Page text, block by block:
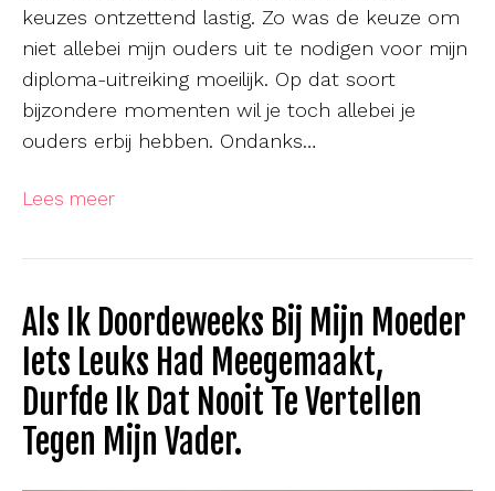
keuzes ontzettend lastig. Zo was de keuze om
niet allebei mijn ouders uit te nodigen voor mijn
diploma-uitreiking moeilijk. Op dat soort
bijzondere momenten wil je toch allebei je
ouders erbij hebben. Ondanks…
Lees meer
Als Ik Doordeweeks Bij Mijn Moeder
Iets Leuks Had Meegemaakt,
Durfde Ik Dat Nooit Te Vertellen
Tegen Mijn Vader.